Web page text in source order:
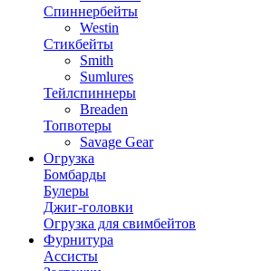
Спиннербейты
Westin
Стикбейты
Smith
Sumlures
Тейлспиннеры
Breaden
Топвотеры
Savage Gear
Огрузка
Бомбарды
Булеры
Джиг-головки
Огрузка для свимбейтов
Фурнитура
Ассисты